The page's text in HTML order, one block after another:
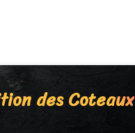
des Coteaux